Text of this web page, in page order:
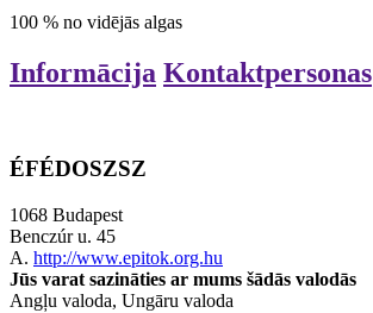
100 % no vidējās algas
Informācija Kontaktpersonas
ÉFÉDOSZSZ
1068 Budapest
Benczúr u. 45
A. http://www.epitok.org.hu
Jūs varat sazināties ar mums šādās valodās
Angļu valoda, Ungāru valoda